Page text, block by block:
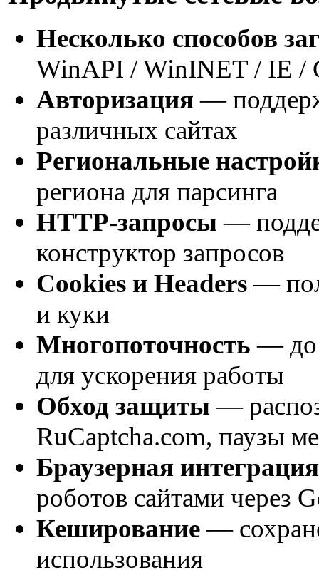
Несколько способов
WinAPI / WinINET / IE /
Авторизация —
различных сайтах
Региональные
региона для парсинга
HTTP-запросы —
конструктор запросов
Cookies и Headers—
и куки
Многопоточность — до
для ускорения работы
Обход защиты —
RuCaptcha.com, паузы
Браузерная интеграция
роботов сайтами через
Кеширование—
использования